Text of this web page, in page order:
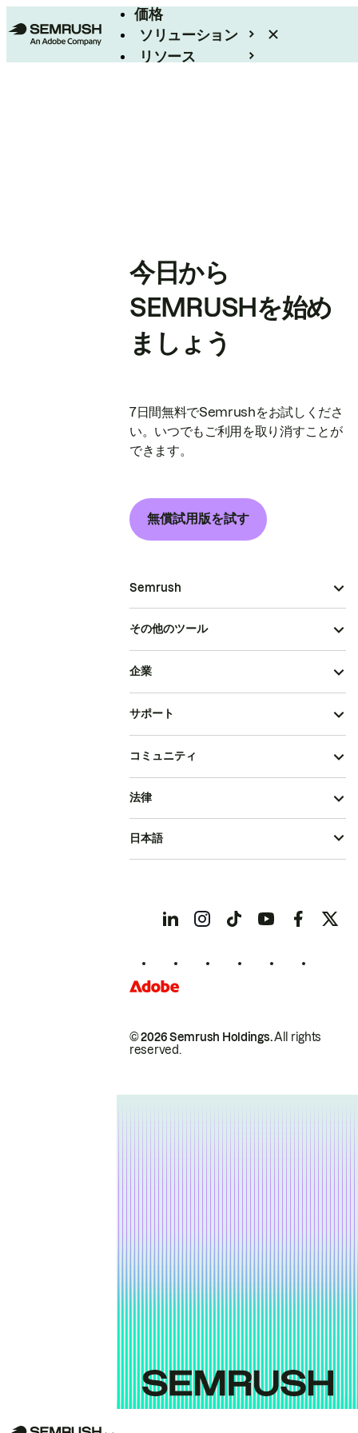
価格
ソリューション
リソース
今日から
SEMRUSHを始め
ましょう
7日間無料でSemrushをお試しくださ
い。いつでもご利用を取り消すことが
できます。
無償試用版を試す
Semrush
その他のツール
企業
サポート
コミュニティ
© 2026 Semrush Holdings.All rights
reserved.
法律
日本語